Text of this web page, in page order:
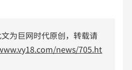
为巨网时代原创，转载请
news/705.ht